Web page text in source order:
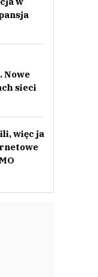
Nowe
sieci
więc ja